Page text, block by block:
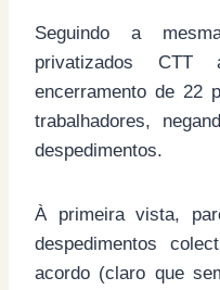
Seguindo a
privatizados CTT
encerramento de 22
trabalhadores,
despedimentos.
À primeira vista,
despedimentos
acordo (claro que